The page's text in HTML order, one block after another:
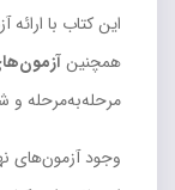
این کتاب با ارائه
همچنین
مرحله‌به‌مرحله و
وجود آزمون‌های